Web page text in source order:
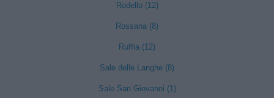
Rodello (12)
Rossana (8)
Ruffia (12)
Sale delle Langhe (8)
Sale San Giovanni (1)